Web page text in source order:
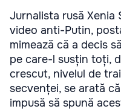
Jurnalista rusă
video anti-Putin,
mimează că a decis
pe care-l susțin toți,
crescut, nivelul de
secvenței, se arată
impusă să spună